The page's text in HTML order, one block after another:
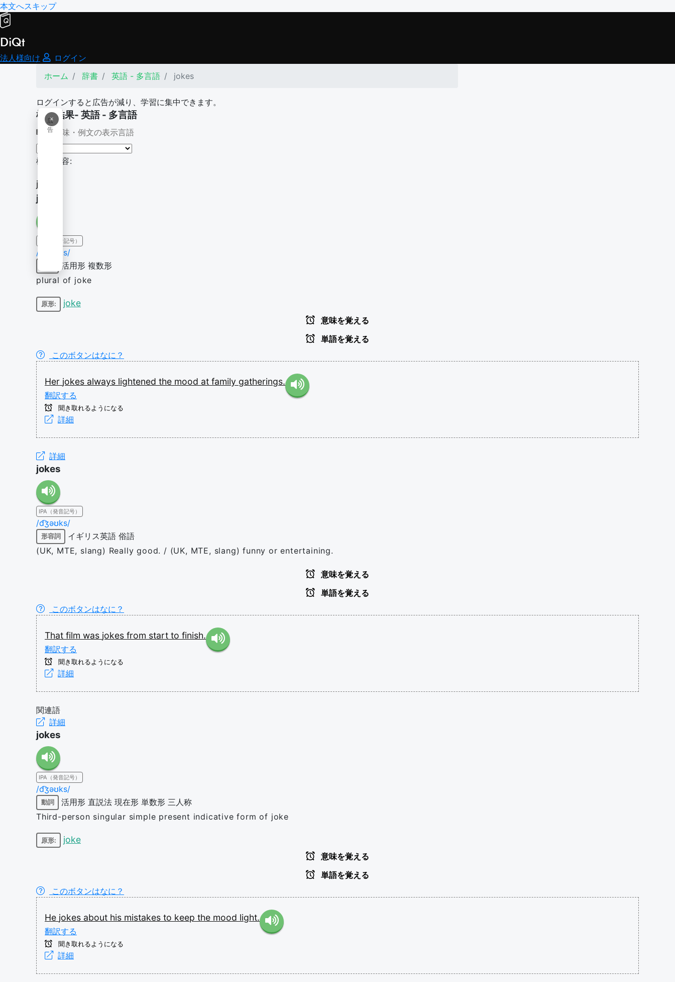
本文へスキップ
DiQt
法人様向け
ログイン
ホーム
辞書 英語 - 多言語 jokes
ログインすると広告が減り、学習に集中できます。
×
広
告
検索結果- 英語 - 多言語
意味・例文の表示言語
検索内容:
jokes
jokes
IPA（発音記号）
/d͡ʒəʊks/
活用形 複数形
plural of joke
原形: joke
意味を覚える
単語を覚える
このボタンはなに？
Her jokes always lightened the mood at family gatherings.
翻訳する
聞き取れるようになる
詳細
詳細
jokes
IPA（発音記号）
/d͡ʒəʊks/
形容詞 イギリス英語 俗語
(UK, MTE, slang) Really good. / (UK, MTE, slang) funny or entertaining.
意味を覚える
単語を覚える
このボタンはなに？
That film was jokes from start to finish.
翻訳する
聞き取れるようになる
詳細
関連語
詳細
jokes
IPA（発音記号）
/d͡ʒəʊks/
動詞 活用形 直説法 現在形 単数形 三人称
Third-person singular simple present indicative form of joke
原形: joke
意味を覚える
単語を覚える
このボタンはなに？
He jokes about his mistakes to keep the mood light.
翻訳する
聞き取れるようになる
詳細